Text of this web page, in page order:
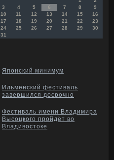
3
4 5 6 7 8
9
10
11 12 13 14 15
16
17
18 19 20 21 22
23
24
25 26 27 28 29
30
31
Японский минимум
Ильменский фестиваль
завершился досрочно
Фестиваль имени Владимира
Высоцкого пройдёт во
Владивостоке